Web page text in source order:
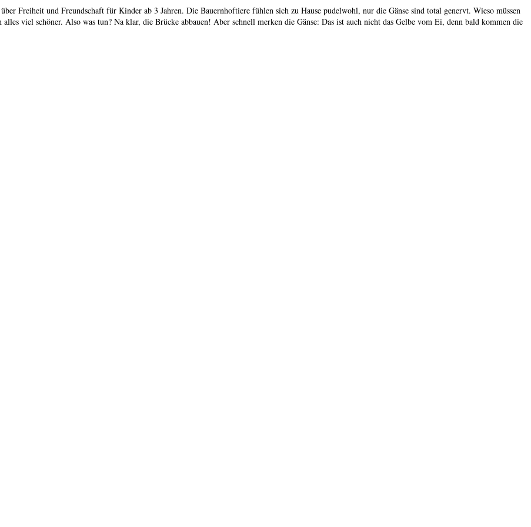
Freiheit und Freundschaft für Kinder ab 3 Jahren. Die Bauernhoftiere fühlen sich zu Hause pudelwohl, nur die Gänse sind total genervt. Wieso müssen
viel schöner. Also was tun? Na klar, die Brücke abbauen! Aber schnell merken die Gänse: Das ist auch nicht das Gelbe vom Ei, denn bald kommen die